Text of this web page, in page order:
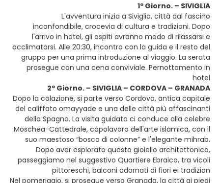
1º Giorno. – SIVIGLIA
L'avventura inizia a Siviglia, città dal fascino
inconfondibile, crocevia di cultura e tradizioni. Dopo
l'arrivo in hotel, gli ospiti avranno modo di rilassarsi e
acclimatarsi. Alle 20:30, incontro con la guida e il resto del
gruppo per una prima introduzione al viaggio. La serata
prosegue con una cena conviviale. Pernottamento in
hotel
2º Giorno. – SIVIGLIA – CORDOVA – GRANADA
Dopo la colazione, si parte verso Cordova, antica capitale
del califfato omayyade e una delle città più affascinanti
della Spagna. La visita guidata ci conduce alla celebre
Moschea-Cattedrale, capolavoro dell'arte islamica, con il
suo maestoso “bosco di colonne” e l'elegante mihrab.
Dopo aver esplorato questo gioiello architettonico,
passeggiamo nel suggestivo Quartiere Ebraico, tra vicoli
pittoreschi, balconi adornati di fiori ei tradizion
Nel pomeriggio, si prosegue verso Granada, la città ai piedi